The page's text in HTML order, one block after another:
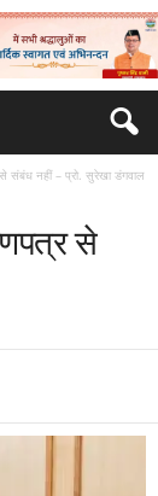
संबंध नहीं – प्रो. सुरेखा डंगवाल
से